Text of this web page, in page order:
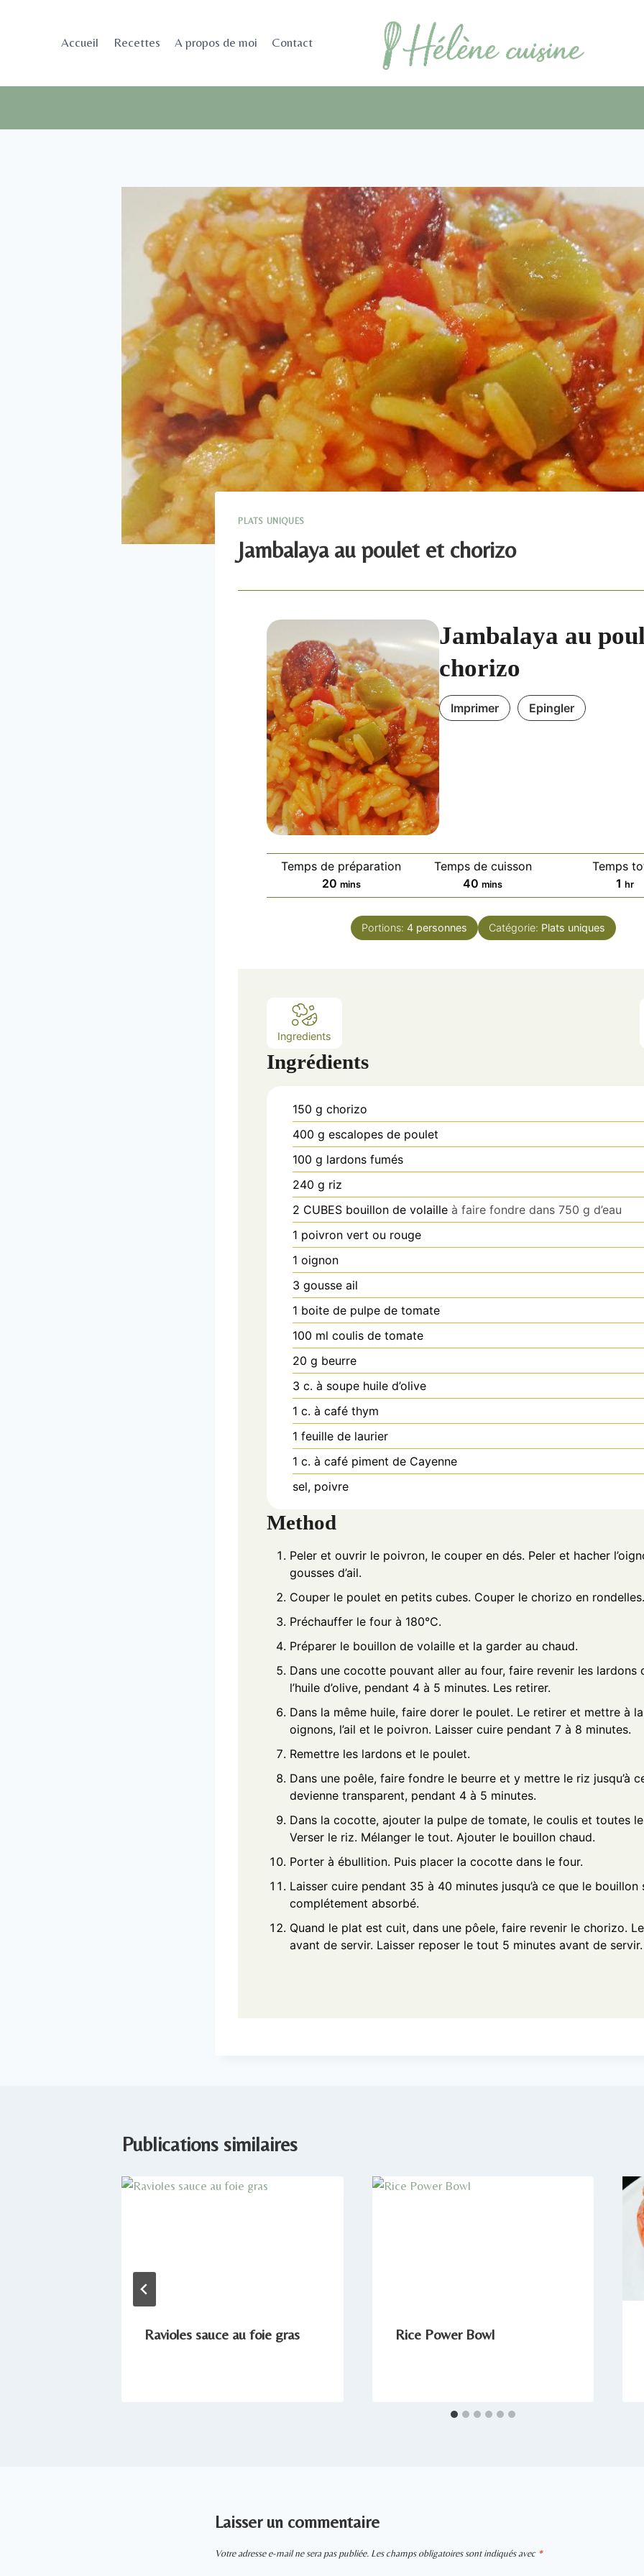
Accueil Recettes A propos de moi Contact
PLATS UNIQUES
Jambalaya au poulet et chorizo
Jambalaya au
chorizo
Imprimer Epingler
Temps de préparation
20m
i
mins
Temps de cuisson
40 m
i
n
u
mins
Temps
1 h
o
hr
Portions: 4 personnes Catégorie: Plats uniques
Ingredients
Ingrédients
150 g chorizo
400 g escalopes de poulet
100 g lardons fumés
240 g riz
2 CUBES bouillon de volaille à faire fondre dans 750 g d’eau
1 poivron vert ou rouge
1 oignon
3 gousse ail
1 boite de pulpe de tomate
100 ml coulis de tomate
20 g beurre
3 c. à soupe huile d’olive
1 c. à café thym
1 feuille de laurier
1 c. à café piment de Cayenne
sel, poivre
Method
Peler et ouvrir le poivron, le couper en dés. Peler et hacher
gousses d’ail.
Couper le poulet en petits cubes. Couper le chorizo en rondelles.
Préchauffer le four à 180°C.
Préparer le bouillon de volaille et la garder au chaud.
Dans une cocotte pouvant aller au four, faire revenir les lardons
l’huile d’olive, pendant 4 à 5 minutes. Les retirer.
Dans la même huile, faire dorer le poulet. Le retirer et mettre à
oignons, l’ail et le poivron. Laisser cuire pendant 7 à 8 minutes.
Remettre les lardons et le poulet.
Dans une poêle, faire fondre le beurre et y mettre le riz jusqu’à
devienne transparent, pendant 4 à 5 minutes.
Dans la cocotte, ajouter la pulpe de tomate, le coulis et toutes
Verser le riz. Mélanger le tout. Ajouter le bouillon chaud.
Porter à ébullition. Puis placer la cocotte dans le four.
Laisser cuire pendant 35 à 40 minutes jusqu’à ce que le bouillon
complétement absorbé.
Quand le plat est cuit, dans une pôele, faire revenir le chorizo.
avant de servir. Laisser reposer le tout 5 minutes avant de servir.
Publications similaires
Ravioles sauce au foie gras Rice Power Bowl
Laisser un commentaire
Votre adresse e-mail ne sera pas publiée. Les champs obligatoires sont indiqués avec *